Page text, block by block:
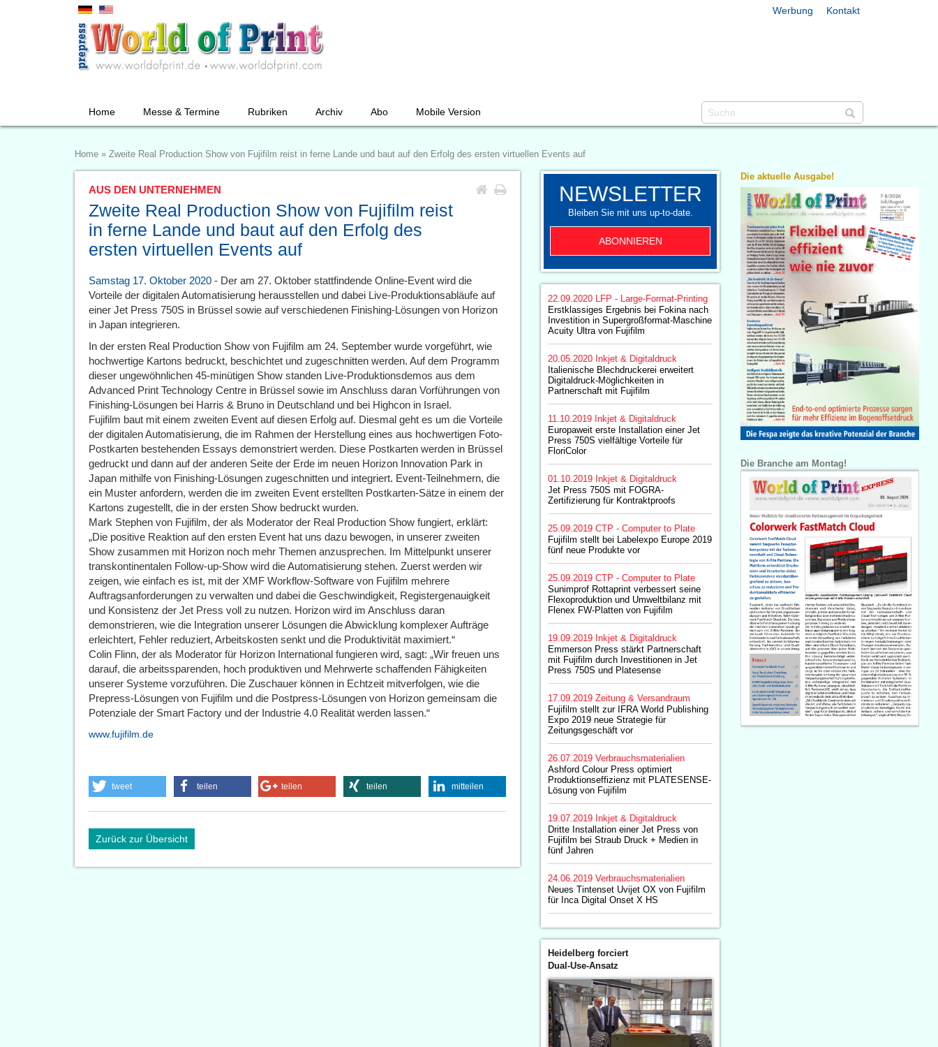
Werbung Kontakt
Home Messe & Termine Rubriken Archiv Abo Mobile Version
Home » Zweite Real Production Show von Fujifilm reist in ferne Lande und baut auf den Erfolg des ersten virtuellen Events auf
AUS DEN UNTERNEHMEN
Zweite Real Production Show von Fujifilm reist
in ferne Lande und baut auf den Erfolg des
ersten virtuellen Events auf
Samstag 17. Oktober 2020 - Der am 27. Oktober stattfindende Online-Event wird die
Vorteile der digitalen Automatisierung herausstellen und dabei Live-Produktionsabläufe auf
einer Jet Press 750S in Brüssel sowie auf verschiedenen Finishing-Lösungen von Horizon
in Japan integrieren.
In der ersten Real Production Show von Fujifilm am 24. September wurde vorgeführt, wie
hochwertige Kartons bedruckt, beschichtet und zugeschnitten werden. Auf dem Programm
dieser ungewöhnlichen 45-minütigen Show standen Live-Produktionsdemos aus dem
Advanced Print Technology Centre in Brüssel sowie im Anschluss daran Vorführungen von
Finishing-Lösungen bei Harris & Bruno in Deutschland und bei Highcon in Israel.
Fujifilm baut mit einem zweiten Event auf diesen Erfolg auf. Diesmal geht es um die Vorteile
der digitalen Automatisierung, die im Rahmen der Herstellung eines aus hochwertigen Foto-
Postkarten bestehenden Essays demonstriert werden. Diese Postkarten werden in Brüssel
gedruckt und dann auf der anderen Seite der Erde im neuen Horizon Innovation Park in
Japan mithilfe von Finishing-Lösungen zugeschnitten und integriert. Event-Teilnehmern, die
ein Muster anfordern, werden die im zweiten Event erstellten Postkarten-Sätze in einem der
Kartons zugestellt, die in der ersten Show bedruckt wurden.
Mark Stephen von Fujifilm, der als Moderator der Real Production Show fungiert, erklärt:
„Die positive Reaktion auf den ersten Event hat uns dazu bewogen, in unserer zweiten
Show zusammen mit Horizon noch mehr Themen anzusprechen. Im Mittelpunkt unserer
transkontinentalen Follow-up-Show wird die Automatisierung stehen. Zuerst werden wir
zeigen, wie einfach es ist, mit der XMF Workflow-Software von Fujifilm mehrere
Auftragsanforderungen zu verwalten und dabei die Geschwindigkeit, Registergenauigkeit
und Konsistenz der Jet Press voll zu nutzen. Horizon wird im Anschluss daran
demonstrieren, wie die Integration unserer Lösungen die Abwicklung komplexer Aufträge
erleichtert, Fehler reduziert, Arbeitskosten senkt und die Produktivität maximiert.“
Colin Flinn, der als Moderator für Horizon International fungieren wird, sagt: „Wir freuen uns
darauf, die arbeitssparenden, hoch produktiven und Mehrwerte schaffenden Fähigkeiten
unserer Systeme vorzuführen. Die Zuschauer können in Echtzeit mitverfolgen, wie die
Prepress-Lösungen von Fujifilm und die Postpress-Lösungen von Horizon gemeinsam die
Potenziale der Smart Factory und der Industrie 4.0 Realität werden lassen.“
www.fujifilm.de
tweet teilen teilen teilen mitteilen
Zurück zur Übersicht
NEWSLETTER
Bleiben Sie mit uns up-to-date.
ABONNIEREN
22.09.2020
LFP - Large-Format-Printing
Erstklassiges Ergebnis bei Fokina nach
Investition in Supergroßformat-Maschine
Acuity Ultra von Fujifilm
20.05.2020 Inkjet & Digitaldruck
Italienische Blechdruckerei erweitert
Digitaldruck-Möglichkeiten in
Partnerschaft mit Fujifilm
11.10.2019 Inkjet & Digitaldruck
Europaweit erste Installation einer Jet
Press 750S vielfältige Vorteile für
FloriColor
01.10.2019 Inkjet & Digitaldruck
Jet Press 750S mit FOGRA-
Zertifizierung für Kontraktproofs
25.09.2019 CTP - Computer to Plate
Fujifilm stellt bei Labelexpo Europe 2019
fünf neue Produkte vor
25.09.2019 CTP - Computer to Plate
Sunimprof Rottaprint verbessert seine
Flexoproduktion und Umweltbilanz mit
Flenex FW-Platten von Fujifilm
19.09.2019 Inkjet & Digitaldruck
Emmerson Press stärkt Partnerschaft
mit Fujifilm durch Investitionen in Jet
Press 750S und Platesense
17.09.2019 Zeitung & Versandraum
Fujifilm stellt zur IFRA World Publishing
Expo 2019 neue Strategie für
Zeitungsgeschäft vor
26.07.2019 Verbrauchsmaterialien
Ashford Colour Press optimiert
Produktionseffizienz mit PLATESENSE-
Lösung von Fujifilm
19.07.2019 Inkjet & Digitaldruck
Dritte Installation einer Jet Press von
Fujifilm bei Straub Druck + Medien in
fünf Jahren
24.06.2019 Verbrauchsmaterialien
Neues Tintenset Uvijet OX von Fujifilm
für Inca Digital Onset X HS
Heidelberg forciert
Dual-Use-Ansatz
Die aktuelle Ausgabe!
Die Branche am Montag!